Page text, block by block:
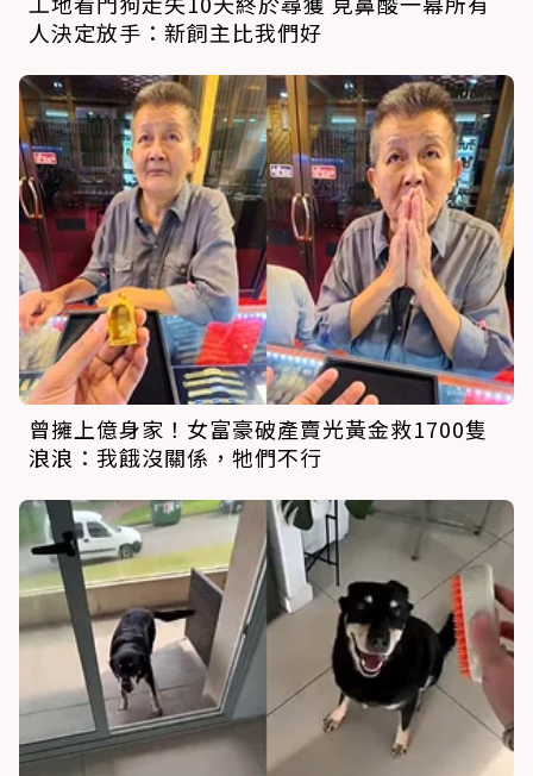
人決定放手：新飼主比我們好
曾擁上億身家！女富豪破產賣光黃金救1700隻
浪浪：我餓沒關係，牠們不行